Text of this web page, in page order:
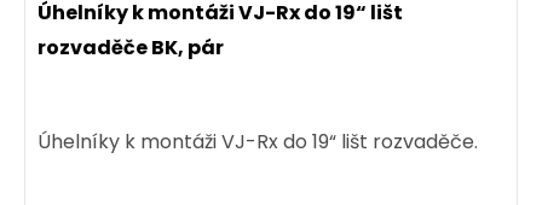
Úhelníky k montáži VJ-Rx do 19“ lišt
rozvaděče BK, pár
Úhelníky k montáži VJ-Rx do 19“ lišt rozvaděče.